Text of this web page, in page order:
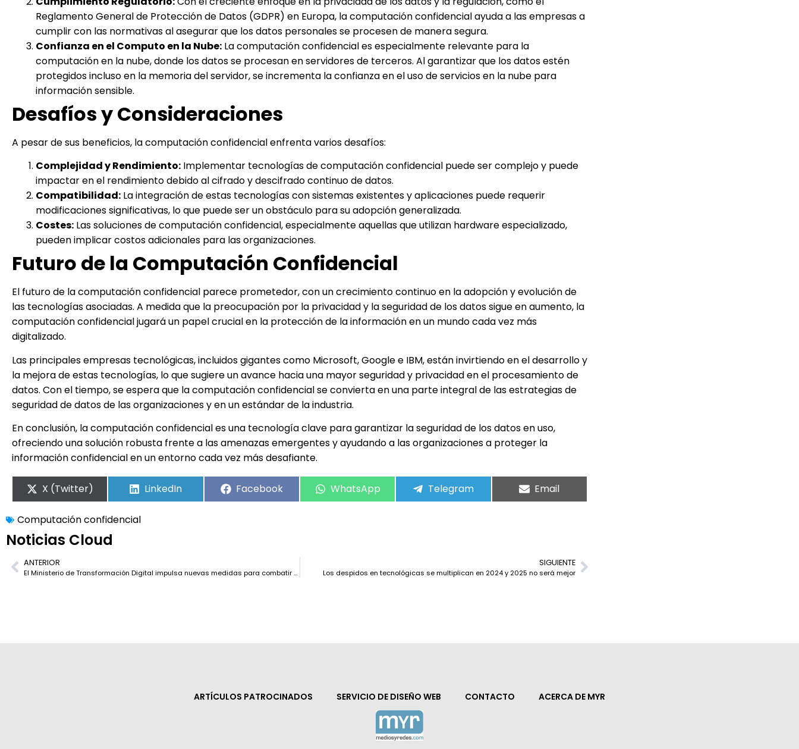
Reglamento General de Protección de Datos (GDPR) en Europa, la computación confidencial ayuda a las empresas a
cumplir con las normativas al asegurar que los datos personales se procesen de manera segura.
Confianza en el Computo en la Nube: La computación confidencial es especialmente relevante para la
computación en la nube, donde los datos se procesan en servidores de terceros. Al garantizar que los datos estén
protegidos incluso en la memoria del servidor, se incrementa la confianza en el uso de servicios en la nube para
información sensible.
Desafíos y Consideraciones
A pesar de sus beneficios, la computación confidencial enfrenta varios desafíos:
Complejidad y Rendimiento: Implementar tecnologías de computación confidencial puede ser complejo y puede
impactar en el rendimiento debido al cifrado y descifrado continuo de datos.
Compatibilidad: La integración de estas tecnologías con sistemas existentes y aplicaciones puede requerir
modificaciones significativas, lo que puede ser un obstáculo para su adopción generalizada.
Costes: Las soluciones de computación confidencial, especialmente aquellas que utilizan hardware especializado,
pueden implicar costos adicionales para las organizaciones.
Futuro de la Computación Confidencial
El futuro de la computación confidencial parece prometedor, con un crecimiento continuo en la adopción y evolución de
las tecnologías asociadas. A medida que la preocupación por la privacidad y la seguridad de los datos sigue en aumento, la
computación confidencial jugará un papel crucial en la protección de la información en un mundo cada vez más
digitalizado.
Las principales empresas tecnológicas, incluidos gigantes como Microsoft, Google e IBM, están invirtiendo en el desarrollo y
la mejora de estas tecnologías, lo que sugiere un avance hacia una mayor seguridad y privacidad en el procesamiento de
datos. Con el tiempo, se espera que la computación confidencial se convierta en una parte integral de las estrategias de
seguridad de datos de las organizaciones y en un estándar de la industria.
En conclusión, la computación confidencial es una tecnología clave para garantizar la seguridad de los datos en uso,
ofreciendo una solución robusta frente a las amenazas emergentes y ayudando a las organizaciones a proteger la
información confidencial en un entorno cada vez más desafiante.
X (Twitter) LinkedIn Facebook WhatsApp Telegram Email
Computación confidencial
Noticias Cloud
ANTERIOR
El Ministerio de Transformación Digital impulsa nuevas medidas para combatir las estafas telefónicas y por SMS
SIGUIENTE
Los despidos en tecnológicas se multiplican en 2024 y 2025 no será mejor
ARTÍCULOS PATROCINADOS SERVICIO DE DISEÑO WEB CONTACTO ACERCA DE MYR